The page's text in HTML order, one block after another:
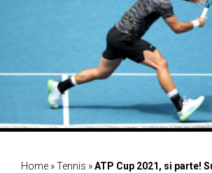
Home »Tennis »ATP Cup 2021, si parte!